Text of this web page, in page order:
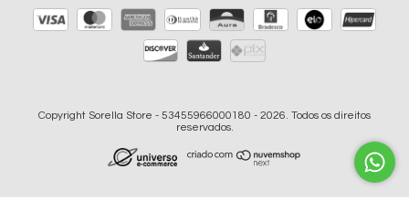
Copyright Sorella Store - 53455966000180 - 2026. Todos os direitos
reservados.